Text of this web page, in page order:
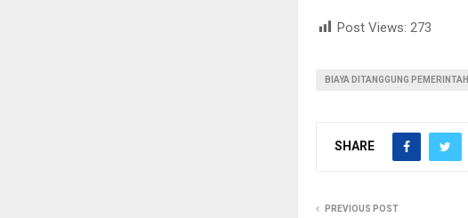
Post Views: 273
BIAYA DITANGGUNG PEMERINTAH
SHARE
PREVIOUS POST